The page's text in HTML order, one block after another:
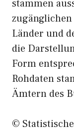
stammen
zugänglichen
Länder und
die
Form
Rohdaten
Ämtern des
©